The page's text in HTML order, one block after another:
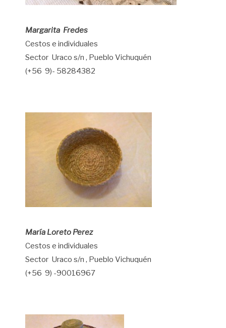
Margarita Fredes
Cestos e individuales
Sector Uraco s/n , Pueblo Vichuquén
(+56 9)- 58284382
María Loreto Perez
Cestos e individuales
Sector Uraco s/n , Pueblo Vichuquén
(+56 9) -90016967